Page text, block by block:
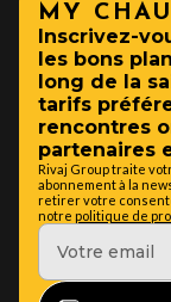
MY
Inscrivez-
les bons
long de la
tarifs
rencontres
partenaires
Rivaj Group traite
abonnement à la
retirer votre
notre politique de